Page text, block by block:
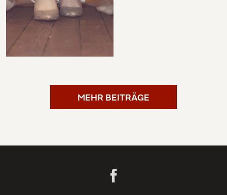
MEHR BEITRÄGE